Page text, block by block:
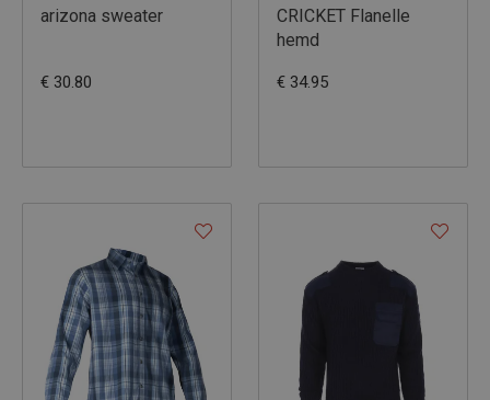
arizona sweater
€ 30.80
CRICKET Flanelle
hemd
€ 34.95